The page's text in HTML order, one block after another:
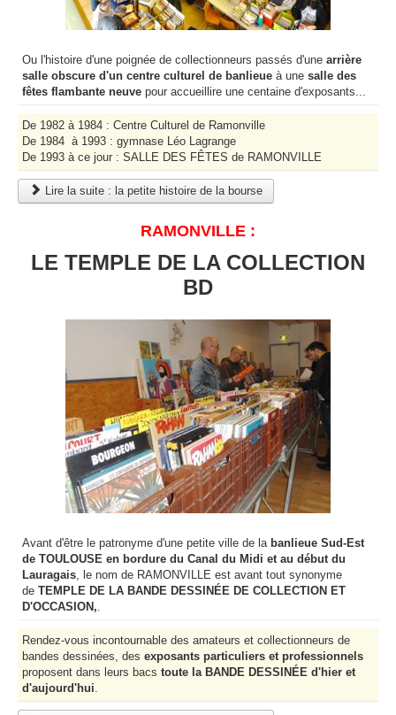
Ou l'histoire d'une poignée de collectionneurs passés d'une arrière
salle obscure d'un centre culturel de banlieue à une salle des
fêtes flambante neuve pour accueillire une centaine d'exposants...
De 1982 à 1984 : Centre Culturel de Ramonville
De 1984 à 1993 : gymnase Léo Lagrange
De 1993 à ce jour : SALLE DES FÊTES de RAMONVILLE
Lire la suite : la petite histoire de la bourse
RAMONVILLE :
LE TEMPLE DE LA COLLECTION
BD
Avant d'être le patronyme d'une petite ville de la banlieue Sud-Est
de TOULOUSE en bordure du Canal du Midi et au début du
Lauragais , le nom de RAMONVILLE est avant tout synonyme
de TEMPLE DE LA BANDE DESSINÉE DE COLLECTION ET
D'OCCASION,
Rendez-vous incontournable des amateurs et collectionneurs de
bandes dessinées, des exposants particuliers et professionnels
proposent dans leurs bacs toute la BANDE DESSINÉE d'hier et
d'aujourd'hui